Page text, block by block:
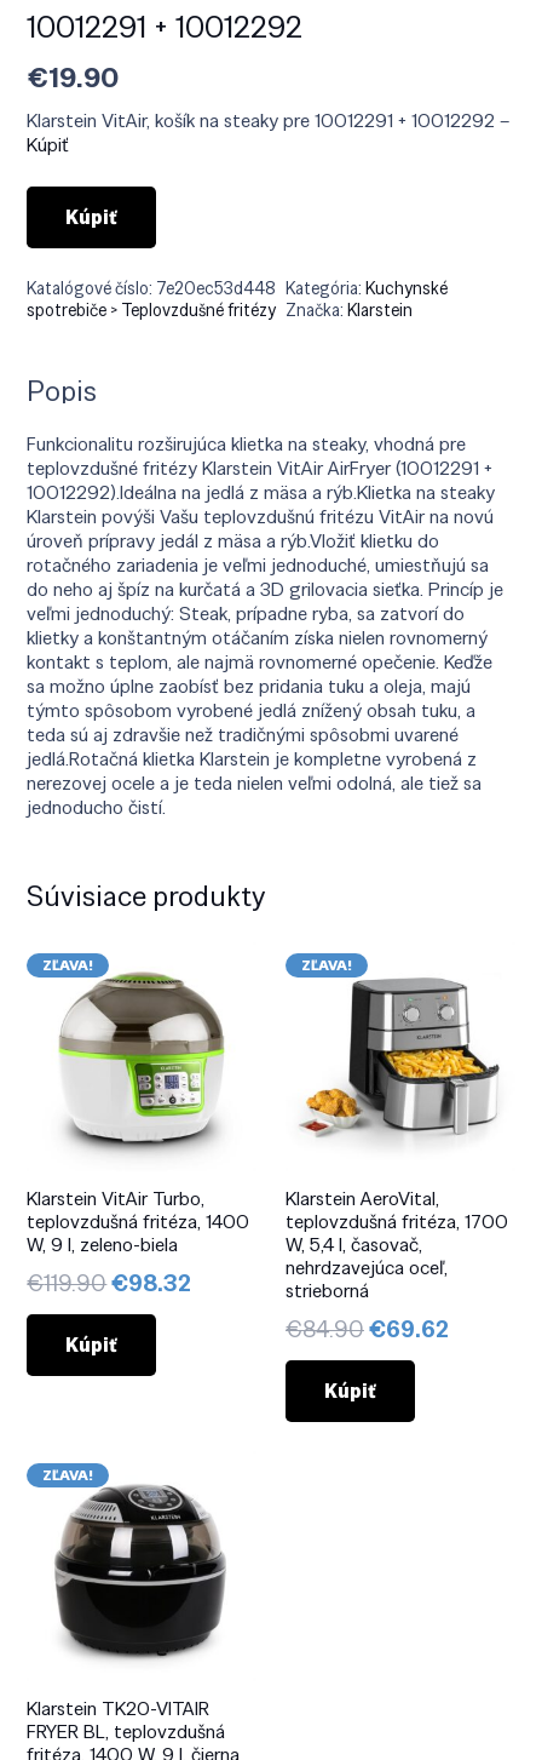
10012291 + 10012292
€19.90
Klarstein VitAir, košík na steaky pre 10012291 + 10012292 –
Kúpiť
Kúpiť
Katalógové číslo: 7e20ec53d448 Kategória:Kuchynské
spotrebiče > Teplovzdušné fritézy Značka:Klarstein
Popis
Funkcionalitu rozširujúca klietka na steaky, vhodná pre
teplovzdušné fritézy Klarstein VitAir AirFryer (10012291 +
10012292).Ideálna na jedlá z mäsa a rýb.Klietka na steaky
Klarstein povýši Vašu teplovzdušnú fritézu VitAir na novú
úroveň prípravy jedál z mäsa a rýb.Vložiť klietku do
rotačného zariadenia je veľmi jednoduché, umiestňujú sa
do neho aj špíz na kurčatá a 3D grilovacia sieťka. Princíp je
veľmi jednoduchý: Steak, prípadne ryba, sa zatvorí do
klietky a konštantným otáčaním získa nielen rovnomerný
kontakt s teplom, ale najmä rovnomerné opečenie. Keďže
sa možno úplne zaobísť bez pridania tuku a oleja, majú
týmto spôsobom vyrobené jedlá znížený obsah tuku, a
teda sú aj zdravšie než tradičnými spôsobmi uvarené
jedlá.Rotačná klietka Klarstein je kompletne vyrobená z
nerezovej ocele a je teda nielen veľmi odolná, ale tiež sa
jednoducho čistí.
Súvisiace produkty
ZĽAVA!
Klarstein VitAir Turbo,
teplovzdušná fritéza, 1400
W, 9 l, zeleno-biela
€119.90Pôvodná
cena
bola:
€119.90.
€98.32 Aktuálna
Kúpiť
ZĽAVA!
Klarstein AeroVital,
teplovzdušná fritéza, 1700
W, 5,4 l, časovač,
nehrdzavejúca oceľ,
strieborná
€84.90Pôvodná
cena
bola:
€84.90.
€69.62
Kúpiť
ZĽAVA!
Klarstein TK20-VITAIR
FRYER BL, teplovzdušná
fritéza, 1400 W, 9 l, čierna